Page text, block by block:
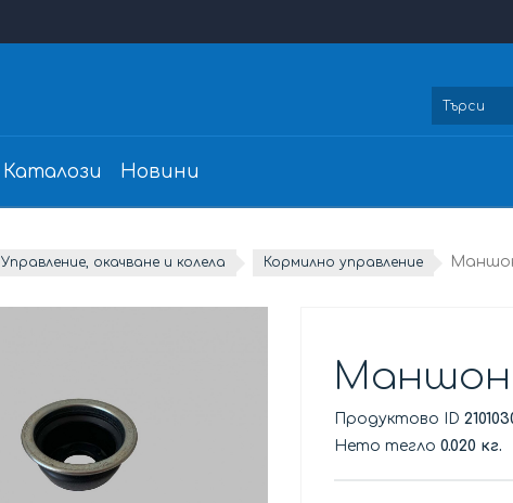
Каталози Новини
Управление, окачване и колела Кормилно управление
Маншон
Продуктово ID
Нето тегло0.020 кг.